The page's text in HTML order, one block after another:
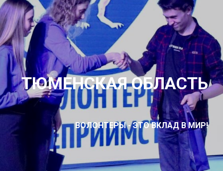
ТЮМЕНСКАЯ ОБЛАСТЬ
ВОЛОНТЕРЫ - ЭТО ВКЛАД В МИР!